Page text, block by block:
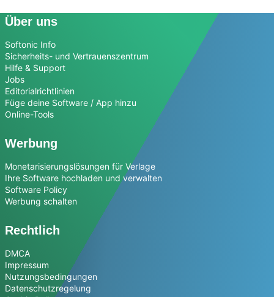
Über uns
Softonic Info
Sicherheits- und Vertrauenszentrum
Hilfe & Support
Jobs
Editorialrichtlinien
Füge deine Software / App hinzu
Online-Tools
Werbung
Monetarisierungslösungen für Verlage
Ihre Software hochladen und verwalten
Software Policy
Werbung schalten
Rechtlich
DMCA
Impressum
Nutzungsbedingungen
Datenschutzregelung